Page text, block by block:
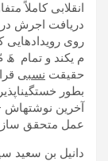
انقلابی کاملاً
دريافت اجرش در
روی رويدادھايی
م یکند و تمام ھَ
حقيقت نسبی
بطور
آخرين نوشتهاش
عمل متحقق سازد:
دانيل بن سعيد